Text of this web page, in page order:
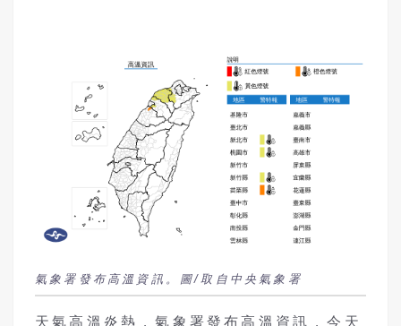
氣象署發布高溫資訊。圖/取自中央氣象署
天氣高溫炎熱，氣象署發布高溫資訊，今天